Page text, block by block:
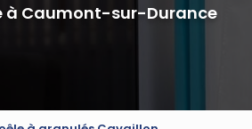
à Caumont-sur-Durance